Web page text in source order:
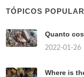
TÓPICOS
Quanto
2022-01-26
Where is